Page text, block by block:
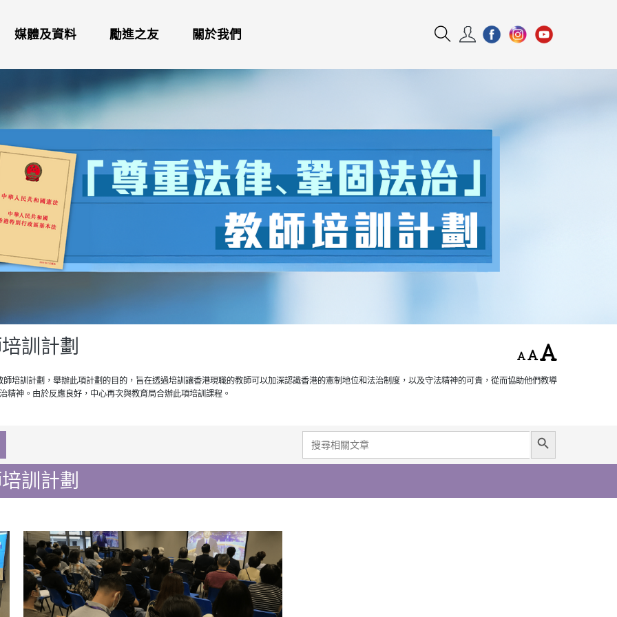
媒體及資料 勵進之友 關於我們
訓計劃
培訓計劃，舉辦此項計劃的目的，旨在透過培訓讓香港現職的教師可以加深認識香港的憲制地位和法治制度，以及守法精神的可貴，從而協助他們教導
神。由於反應良好，中心再次與教育局合辦此項培訓課程。
Search
for:
Search Button
訓計劃